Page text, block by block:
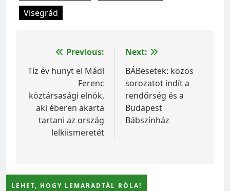
Visegrád
Bejegyzés
navigáció
Previous:
Tíz év hunyt el Mádl
Ferenc
köztársasági elnök,
aki éberen akarta
tartani az ország
lelkiismeretét
Next:
BÁBesetek: közös
sorozatot indít a
rendőrség és a
Budapest
Bábszínház
LEHET, HOGY LEMARADTÁL RÓLA!